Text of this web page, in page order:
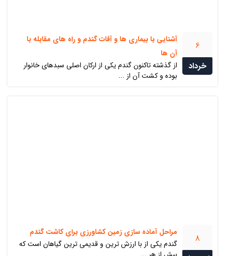
6
خرداد
آشنایی با بیماری ها و آفات گندم و راه های مقابله با
آن ها
از گذشته تاکنون گندم یکی از ارکان اصلی سبدهای خانوار
بوده و کشت آن از ...
8
مراحل آماده سازی زمین کشاورزی برای کاشت گندم
گندم یکی از با ارزش ترین و قدیمی ترین گیاهان است که